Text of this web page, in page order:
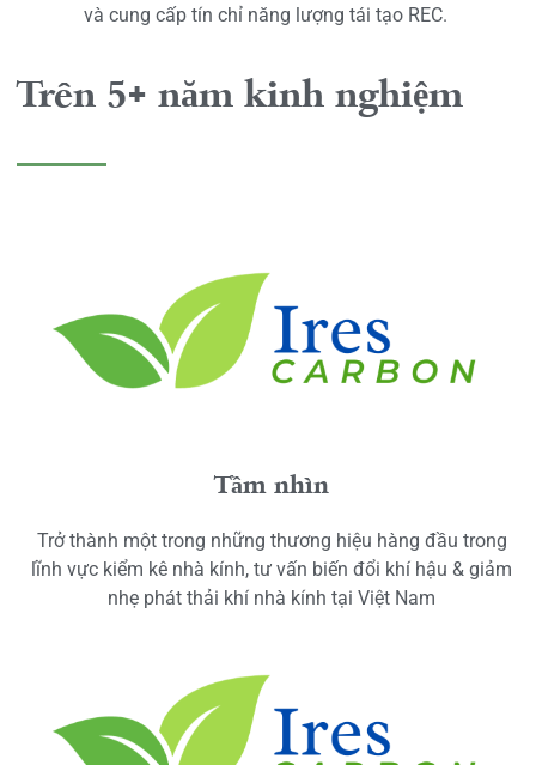
và cung cấp tín chỉ năng lượng tái tạo REC.
Trên 5+ năm kinh nghiệm
Tầm nhìn
Trở thành một trong những thương hiệu hàng đầu trong
lĩnh vực kiểm kê nhà kính, tư vấn biến đổi khí hậu & giảm
nhẹ phát thải khí nhà kính tại Việt Nam